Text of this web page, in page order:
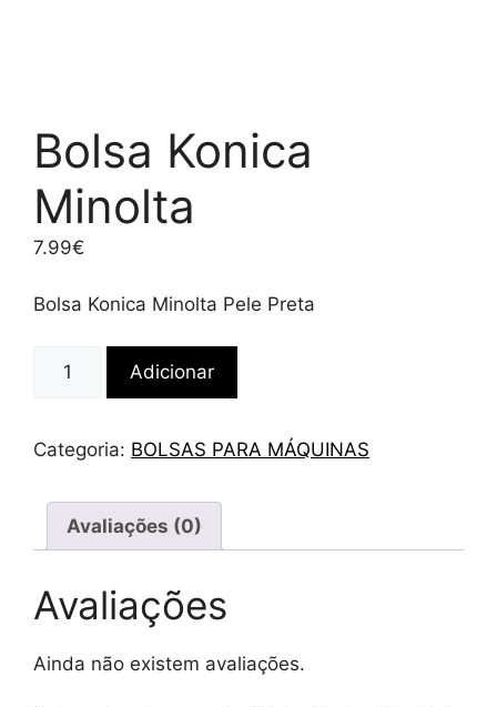
Bolsa Konica
Minolta
7.99€
Bolsa Konica Minolta Pele Preta
Quantidade
Konica
Adicionar
Categoria: BOLSAS PARA MÁQUINAS
Avaliações (0)
Avaliações
Ainda não existem avaliações.